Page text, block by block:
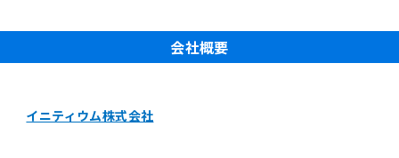
会社概要
イニティウム株式会社